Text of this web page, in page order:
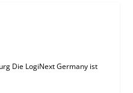
Die LogiNext Germany ist